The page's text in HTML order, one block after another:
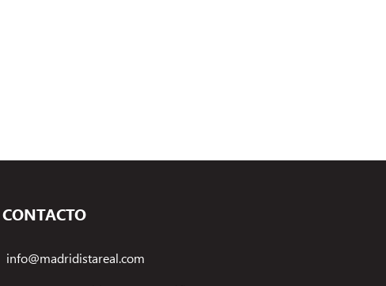
CONTACTO
info@madridistareal.com